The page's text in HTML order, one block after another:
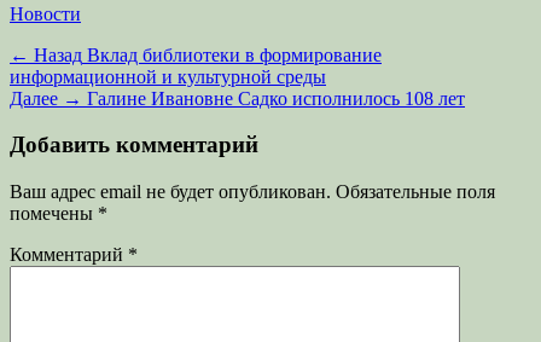
Категории
Новости
Навигация
по
← Назад Предыдущая
запись:
Вклад библиотеки в формирование
информационной и культурной среды
Далее → Следующая
Галине Ивановне Садко исполнилось 108 лет
Добавить комментарий
Ваш адрес email не будет опубликован. Обязательные поля
помечены *
Комментарий *